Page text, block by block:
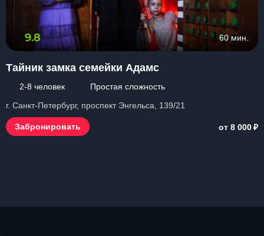
9.8 60 мин.
Тайник замка семейки Адамс
2-8 человек
Простая сложность
г. Санкт-Петербург, проспект Энгельса, 139/21
Забронировать от 8 000₽